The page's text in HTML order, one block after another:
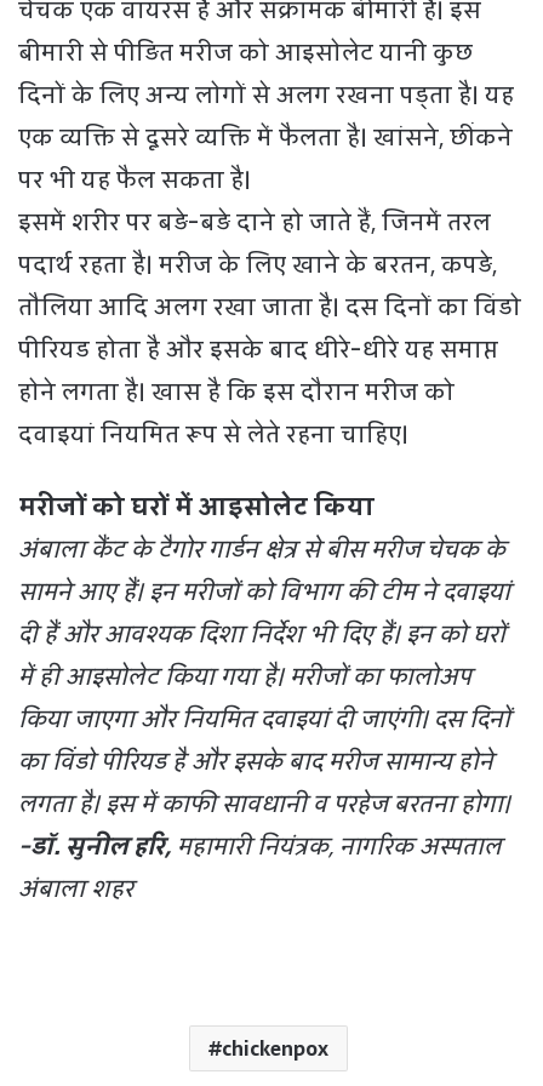
चेचक एक वायरस है और संक्रामक बीमारी है। इस
बीमारी से पीड़ित मरीज को आइसोलेट यानी कुछ
दिनों के लिए अन्य लोगों से अलग रखना पड्ता है। यह
एक व्यक्ति से दूसरे व्यक्ति में फैलता है। खांसने, छींकने
पर भी यह फैल सकता है।
इसमें शरीर पर बड़े-बड़े दाने हो जाते हैं, जिनमें तरल
पदार्थ रहता है। मरीज के लिए खाने के बरतन, कपड़े,
तौलिया आदि अलग रखा जाता है। दस दिनों का विंडो
पीरियड होता है और इसके बाद धीरे-धीरे यह समाप्त
होने लगता है। खास है कि इस दौरान मरीज को
दवाइयां नियमित रूप से लेते रहना चाहिए।
मरीजों को घरों में आइसोलेट किया
अंबाला कैंट के टैगोर गार्डन क्षेत्र से बीस मरीज चेचक के
सामने आए हैं। इन मरीजों को विभाग की टीम ने दवाइयां
दी हैं और आवश्यक दिशा निर्देश भी दिए हैं। इन को घरों
में ही आइसोलेट किया गया है। मरीजों का फालोअप
किया जाएगा और नियमित दवाइयां दी जाएंगी। दस दिनों
का विंडो पीरियड है और इसके बाद मरीज सामान्य होने
लगता है। इस में काफी सावधानी व परहेज बरतना होगा।
-डॉ. सुनील हरि, महामारी नियंत्रक, नागरिक अस्पताल
अंबाला शहर
chickenpox